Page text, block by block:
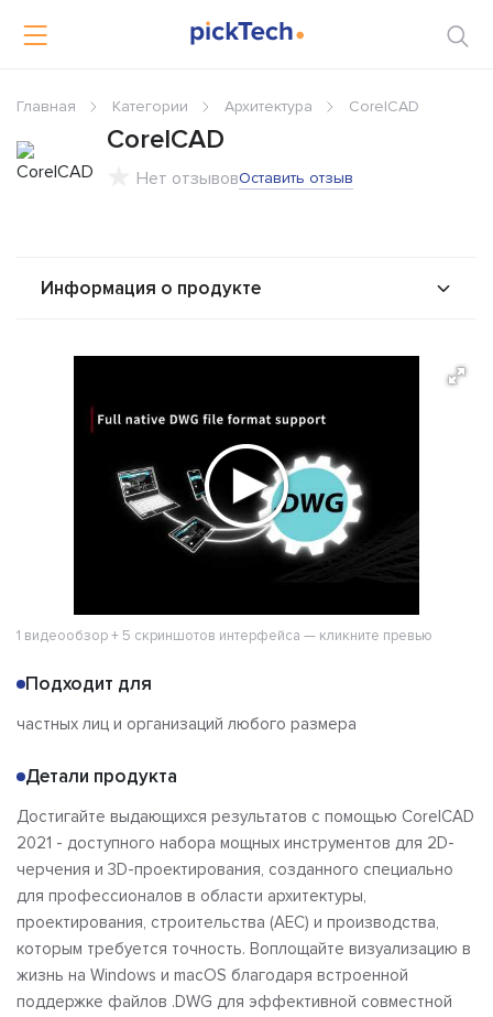
Главная Категории Архитектура CorelCAD
CorelCAD
Нет отзывовОставить отзыв
Информация о продукте
Сравнения
Отзывы
1 видеообзор + 5 скриншотов интерфейса — кликните превью
Подходит для
частных лиц и организаций любого размера
Детали продукта
Достигайте выдающихся результатов с помощью CorelCAD
2021 - доступного набора мощных инструментов для 2D-
черчения и 3D-проектирования, созданного специально
для профессионалов в области архитектуры,
проектирования, строительства (AEC) и производства,
которым требуется точность. Воплощайте визуализацию в
жизнь на Windows и macOS благодаря встроенной
поддержке файлов .DWG для эффективной совместной